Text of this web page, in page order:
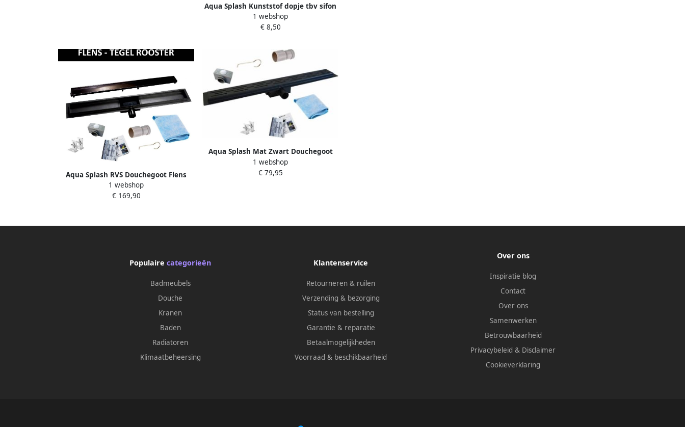
Aqua Splash Kunststof dopje tbv sifon
RVS douchegoot
1 webshop
€ 8,50
Aqua Splash RVS Douchegoot Flens
met Uitneembaar Sifon TEGEL
ROOSTER MAT ZWART 50 cm
1 webshop
€ 169,90
Aqua Splash Mat Zwart Douchegoot
RVS Drain met los sifon en DESIGN
rooster 7 cm breed Douchegoot Mat
1 webshop
€ 79,95
Populaire categorieën
Badmeubels
Douche
Kranen
Baden
Radiatoren
Klimaatbeheersing
Klantenservice
Retourneren & ruilen
Verzending & bezorging
Status van bestelling
Garantie & reparatie
Betaalmogelijkheden
Voorraad & beschikbaarheid
Over ons
Inspiratie blog
Contact
Over ons
Samenwerken
Betrouwbaarheid
Privacybeleid & Disclaimer
Cookieverklaring